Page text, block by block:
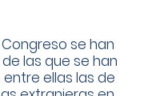
se han
las que se han
ellas las de